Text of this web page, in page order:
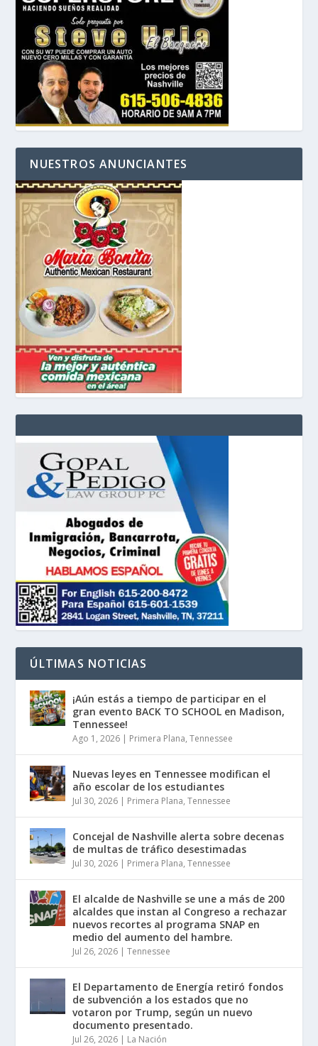
NUESTROS ANUNCIANTES
ÚLTIMAS NOTICIAS
¡Aún estás a tiempo de participar en el
gran evento BACK TO SCHOOL en Madison,
Tennessee!
Ago 1, 2026 | Primera Plana,Tennessee
Nuevas leyes en Tennessee modifican el
año escolar de los estudiantes
Jul 30, 2026 | Primera Plana,Tennessee
Concejal de Nashville alerta sobre decenas
de multas de tráfico desestimadas
Jul 30, 2026 | Primera Plana,Tennessee
El alcalde de Nashville se une a más de 200
alcaldes que instan al Congreso a rechazar
nuevos recortes al programa SNAP en
medio del aumento del hambre.
Jul 26, 2026 |Tennessee
El Departamento de Energía retiró fondos
de subvención a los estados que no
votaron por Trump, según un nuevo
documento presentado.
Jul 26, 2026 | La Nación